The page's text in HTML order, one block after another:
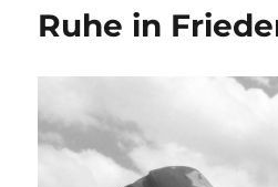
Ruhe in